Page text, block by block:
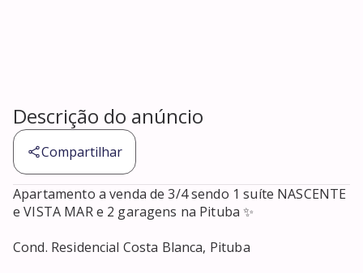
Descrição do anúncio
Compartilhar
Apartamento a venda de 3/4 sendo 1 suíte NASCENTE
e VISTA MAR e 2 garagens na Pituba ✨
Cond. Residencial Costa Blanca, Pituba